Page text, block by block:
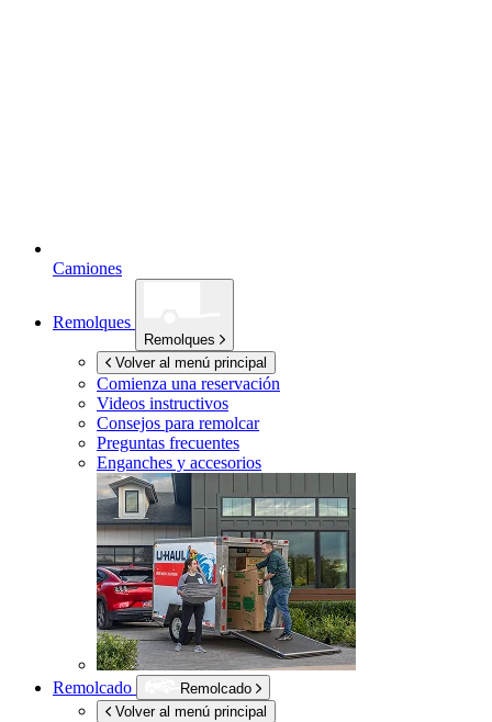
Camiones
Remolques
Remolques
Volver al menú principal
Comienza una reservación
Videos instructivos
Consejos para remolcar
Preguntas frecuentes
Enganches y accesorios
Remolcado
Remolcado
Volver al menú principal